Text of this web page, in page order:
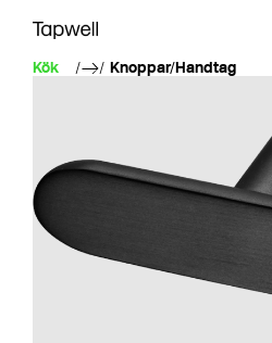
Kök Knoppar/Handtag